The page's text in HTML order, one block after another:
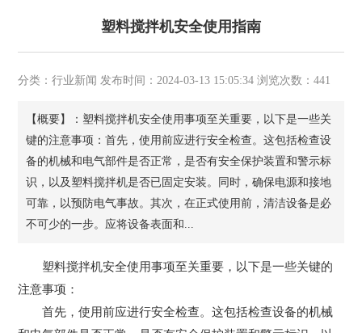
塑料搅拌机安全使用指南
分类：行业新闻 发布时间：2024-03-13 15:05:34 浏览次数：441
【概要】：塑料搅拌机安全使用事项至关重要，以下是一些关
键的注意事项：首先，使用前应进行安全检查。这包括检查设
备的机械和电气部件是否正常，是否有安全保护装置和警示标
识，以及塑料搅拌机是否已固定安装。同时，确保电源和接地
可靠，以预防电气事故。其次，在正式使用前，清洁设备是必
不可少的一步。应将设备表面和...
塑料搅拌机安全使用事项至关重要，以下是一些关键的
注意事项：
首先，使用前应进行安全检查。这包括检查设备的机械